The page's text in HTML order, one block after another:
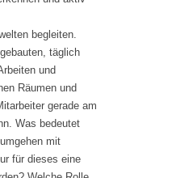
begleiten.
täglich
und
Räumen und
gerade am
Was bedeutet
mit
für dieses eine